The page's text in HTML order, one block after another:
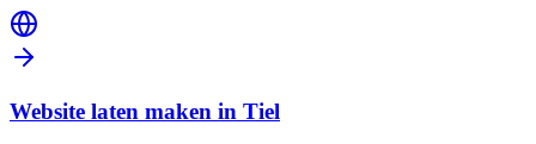
Website laten maken in Tiel